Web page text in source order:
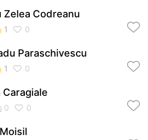
Zelea Codreanu
Paraschivescu
Caragiale